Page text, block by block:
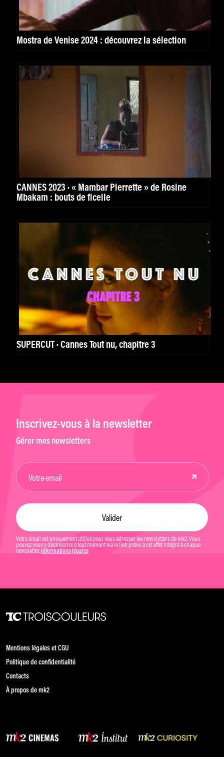
Mostra de Venise 2024 : découvrez la sélection
CANNES 2023 · « Mambar Pierrette » de Rosine
Mbakam : bouts de ficelle
SUPERCUT · Cannes Tout nu, chapitre 3
Inscrivez-vous à la newsletter
Gérer mes newsletters
Votre email est uniquement utilisé pour vous adresser les newsletters de mk2. Vous
pouvez vous y désinscrire à tout moment via le lien prévu à cet effet intégré à chaque
newsletter. Informations légales
Mentions légales et CGU
Politique de confidentialité
Contacts
À propos de mk2